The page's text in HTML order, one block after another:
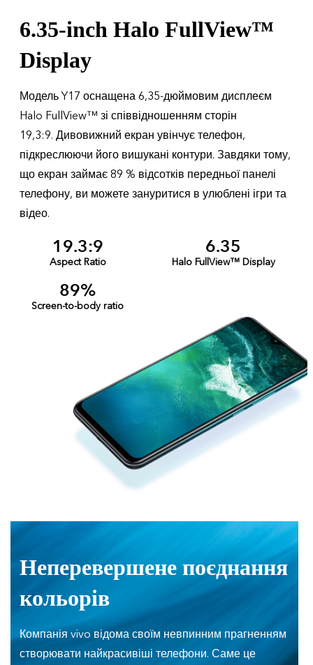
6.35-inch Halo FullView™
Display
Модель Y17 оснащена 6,35-дюймовим дисплеєм
Halo FullView™ зі співвідношенням сторін
19,3:9. Дивовижний екран увінчує телефон,
підкреслюючи його вишукані контури. Завдяки тому,
що екран займає 89 % відсотків передньої панелі
телефону, ви можете зануритися в улюблені ігри та
відео.
19.3:9
Aspect Ratio
6.35
Halo FullView™ Display
89%
Screen-to-body ratio
Неперевершене поєднання
кольорів
Компанія vivo відома своїм невпинним прагненням
створювати найкрасивіші телефони. Саме це